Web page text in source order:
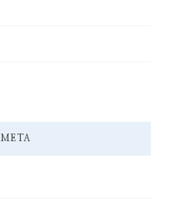
META